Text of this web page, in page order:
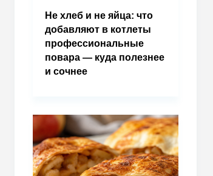
Не хлеб и не яйца: что
добавляют в котлеты
профессиональные
повара — куда полезнее
и сочнее